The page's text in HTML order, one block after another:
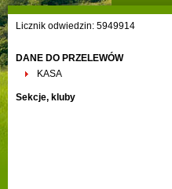
Licznik odwiedzin: 5949914
DANE DO PRZELEWÓW
KASA
Sekcje, kluby